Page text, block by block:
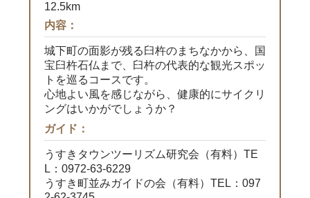
12.5km
内容：
城下町の面影が残る臼杵のまちなかから、国
宝臼杵石仏まで、臼杵の代表的な観光スポッ
トを巡るコースです。
心地よい風を感じながら、健康的にサイクリ
ングはいかがでしょうか？
ガイド：
うすきタウンツーリズム研究会（有料）TE
L：0972-63-6229
うすき町並みガイドの会（有料）TEL：097